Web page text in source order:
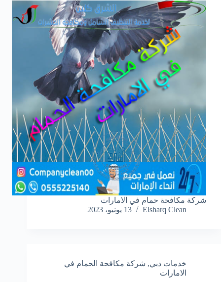
شركة مكافحة حمام في الامارات
Elsharq Clean
13 يونيو، 2023
خدمات دبي, شركة مكافحة الحمام في
الامارات